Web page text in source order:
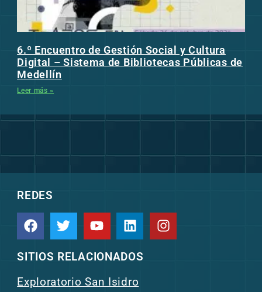
6.º Encuentro de Gestión Social y Cultura
Digital – Sistema de Bibliotecas Públicas de
Medellín
Leer más »
REDES
SITIOS RELACIONADOS
Exploratorio San Isidro